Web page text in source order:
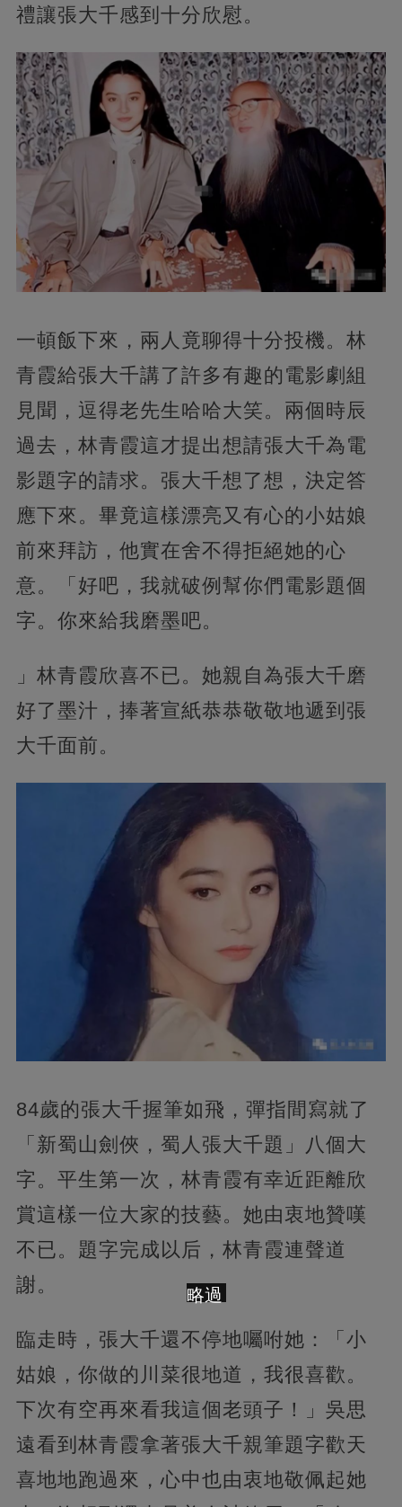
禮讓張大千感到十分欣慰。
一頓飯下來，兩人竟聊得十分投機。林
青霞給張大千講了許多有趣的電影劇組
見聞，逗得老先生哈哈大笑。兩個時辰
過去，林青霞這才提出想請張大千為電
影題字的請求。張大千想了想，決定答
應下來。畢竟這樣漂亮又有心的小姑娘
前來拜訪，他實在舍不得拒絕她的心
意。「好吧，我就破例幫你們電影題個
字。你來給我磨墨吧。
」林青霞欣喜不已。她親自為張大千磨
好了墨汁，捧著宣紙恭恭敬敬地遞到張
大千面前。
84歲的張大千握筆如飛，彈指間寫就了
「新蜀山劍俠，蜀人張大千題」八個大
字。平生第一次，林青霞有幸近距離欣
賞這樣一位大家的技藝。她由衷地贊嘆
不已。題字完成以后，林青霞連聲道
謝。
臨走時，張大千還不停地囑咐她：「小
姑娘，你做的川菜很地道，我很喜歡。
下次有空再來看我這個老頭子！」吳思
遠看到林青霞拿著張大千親筆題字歡天
喜地地跑過來，心中也由衷地敬佩起她
略過